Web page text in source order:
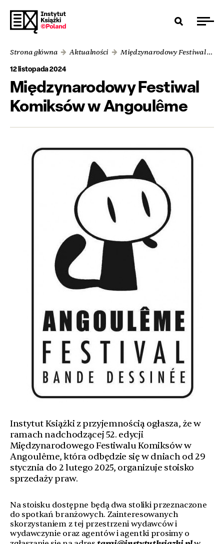
Strona główna Aktualności Międzynarodowy Festiwal Komiksów w Angoulême
12 listopada 2024
Międzynarodowy Festiwal
Komiksów w Angoulême
Instytut Książki z przyjemnością ogłasza, że w
ramach nadchodzącej 52. edycji
Międzynarodowego Festiwalu Komiksów w
Angoulême, która odbędzie się w dniach od 29
stycznia do 2 lutego 2025, organizuje stoisko
sprzedaży praw.
Na stoisku dostępne będą dwa stoliki przeznaczone
do spotkań branżowych. Zainteresowanych
skorzystaniem z tej przestrzeni wydawców i
wydawczynie oraz agentów i agentki prosimy o